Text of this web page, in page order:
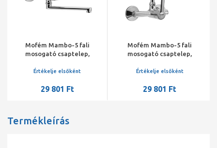
Mofém Mambo-5 fali
mosogató csaptelep,
kifolyócső: 200 mm
Értékelje elsőként
29 801 Ft
Mofém Mambo-5 fali
mosogató csaptelep,
kifolyócső: 180 mm
Értékelje elsőként
29 801 Ft
Termékleírás